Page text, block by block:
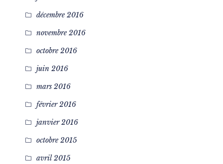
décembre 2016
novembre 2016
octobre 2016
juin 2016
mars 2016
février 2016
janvier 2016
octobre 2015
avril 2015